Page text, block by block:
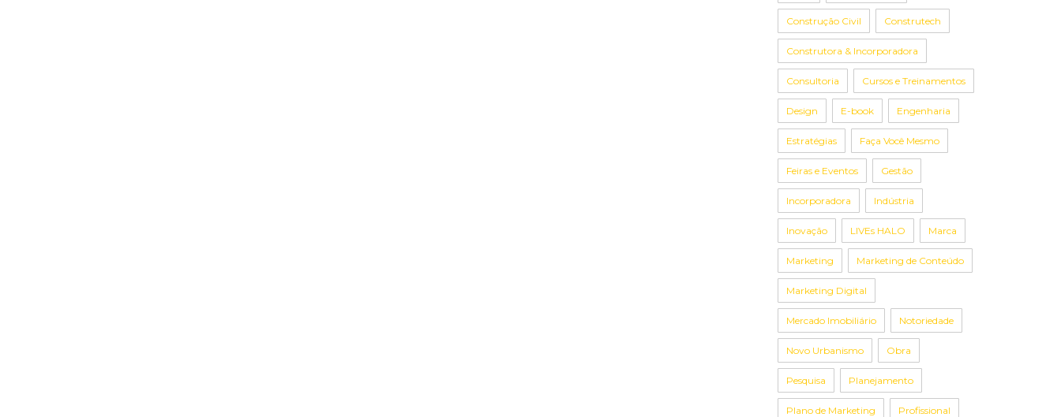
Construção Civil Construtech
Construtora & Incorporadora
Consultoria Cursos e Treinamentos
Design E-book Engenharia
Estratégias Faça Você Mesmo
Feiras e Eventos Gestão
Incorporadora Indústria
Inovação LIVEs HALO Marca
Marketing Marketing de Conteúdo
Marketing Digital
Mercado Imobiliário Notoriedade
Novo Urbanismo Obra
Pesquisa Planejamento
Plano de Marketing Profissional